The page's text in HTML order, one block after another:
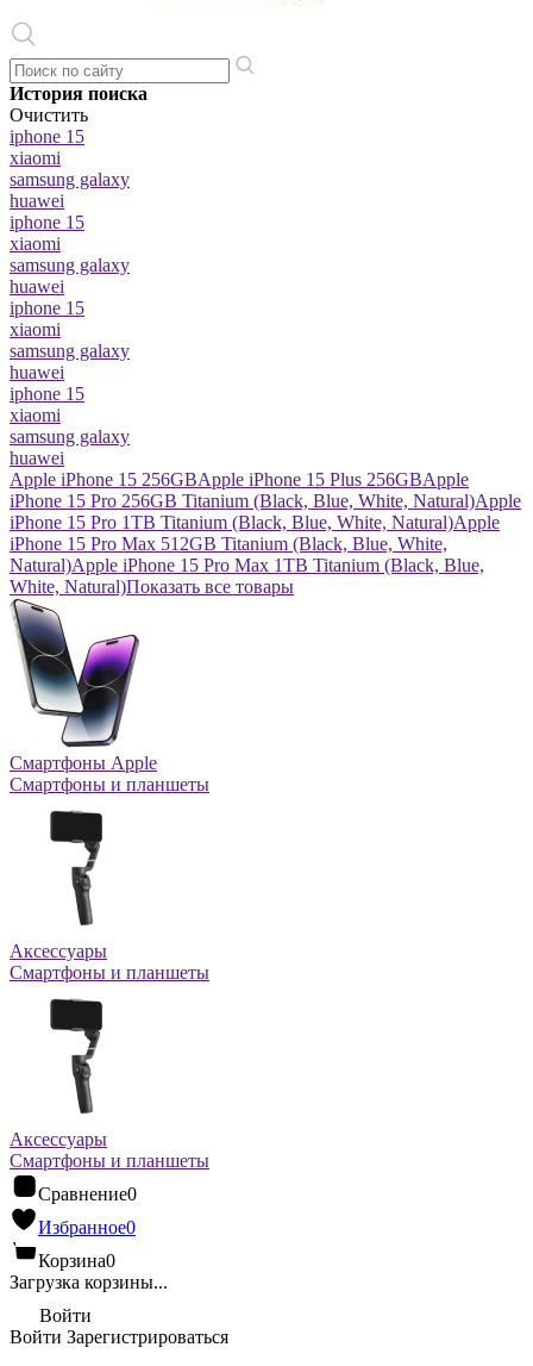
История поиска
Очистить
iphone 15
xiaomi
samsung galaxy
huawei
iphone 15
xiaomi
samsung galaxy
huawei
iphone 15
xiaomi
samsung galaxy
huawei
iphone 15
xiaomi
samsung galaxy
huawei
Apple iPhone 15 256GBApple iPhone 15 Plus 256GBApple
iPhone 15 Pro 256GB Titanium (Black, Blue, White, Natural)Apple
iPhone 15 Pro 1TB Titanium (Black, Blue, White, Natural)Apple
iPhone 15 Pro Max 512GB Titanium (Black, Blue, White,
Natural)Apple iPhone 15 Pro Max 1TB Titanium (Black, Blue,
White, Natural)Показать все товары
Смартфоны Apple
Смартфоны и планшеты
Аксессуары
Смартфоны и планшеты
Аксессуары
Смартфоны и планшеты
Сравнение0
Избранное0
Корзина0
Загрузка корзины...
Войти
Войти Зарегистрироваться